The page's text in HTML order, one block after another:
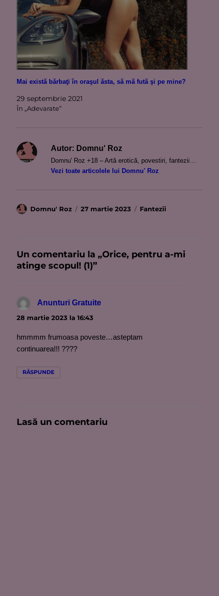
Mai există bărbaţi în oraşul ăsta, să mă fută şi pe mine?
29 septembrie 2021
În „Adevarate”
Autor: Domnu' Roz
Domnu' Roz +18 – Artă erotică, povestiri, fantezii…
Vezi toate articolele lui Domnu' Roz
Autor
Domnu' Roz
Publicat
27 martie 2023 Categorii
Fantezii
Un comentariu la „Orice, pentru a-mi
atinge scopul! (1)”
Anunturi Gratuite
28 martie 2023 la 16:43
hmmmm frumoasa poveste…asteptam
continuarea!!! ????
RĂSPUNDE
Lasă un comentariu